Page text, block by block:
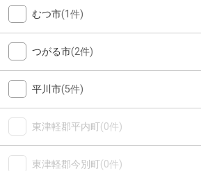
むつ市(1件)
つがる市(2件)
平川市(5件)
東津軽郡平内町(0件)
東津軽郡今別町(0件)